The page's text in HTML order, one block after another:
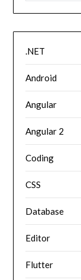
.NET
Android
Angular
Angular 2
Coding
CSS
Database
Editor
Flutter